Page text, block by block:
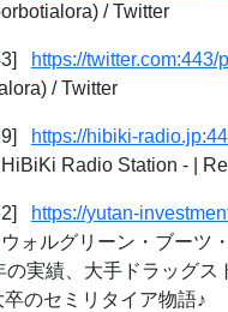
/ Twitter
https://twitter.com:443/
/ Twitter
https://hibiki-
Radio Station - |
https://yutan-
ォルグリーン・ブーツ
の実績、大手ドラッグス
のセミリタイア物語♪